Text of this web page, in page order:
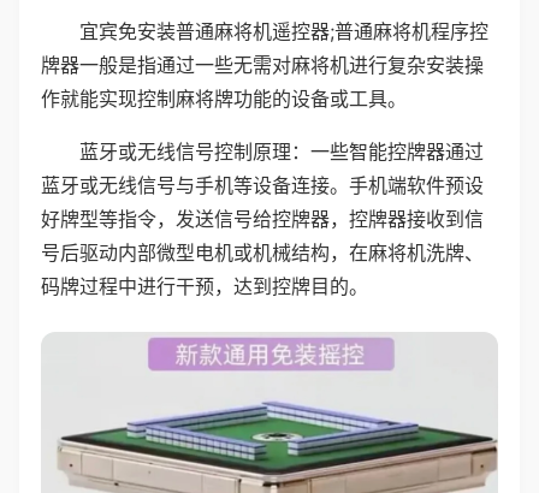
宜宾免安装普通麻将机遥控器;普通麻将机程序控
牌器一般是指通过一些无需对麻将机进行复杂安装操
作就能实现控制麻将牌功能的设备或工具。
蓝牙或无线信号控制原理：一些智能控牌器通过
蓝牙或无线信号与手机等设备连接。手机端软件预设
好牌型等指令，发送信号给控牌器，控牌器接收到信
号后驱动内部微型电机或机械结构，在麻将机洗牌、
码牌过程中进行干预，达到控牌目的。